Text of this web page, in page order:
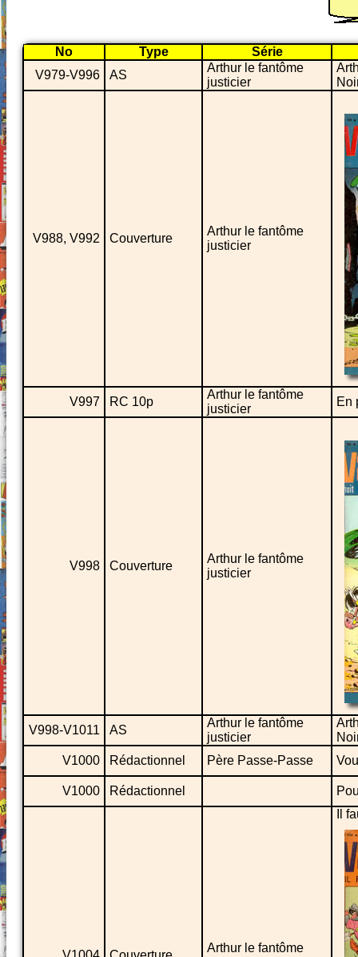
No Type
Série
V979-V996
AS
Arthur le fantôme
justicier
V988, V992 Couverture
Arthur le fantôme
justicier
V997 RC 10p
Arthur le fantôme
justicier
En
V998 Couverture
Arthur le fantôme
justicier
V998-V1011 AS
Arthur le fantôme
justicier
V1000
Rédactionnel Père Passe-Passe
V1000 Rédactionnel
Arthur le fantôme
Il